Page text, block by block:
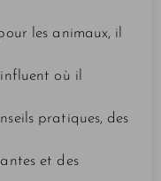
les animaux, il
où il
pratiques, des
et des